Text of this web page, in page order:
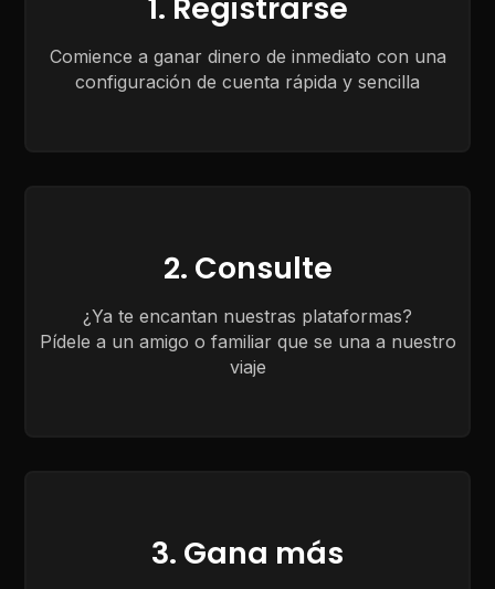
1. Registrarse
Comience a ganar dinero de inmediato con una
configuración de cuenta rápida y sencilla
2. Consulte
¿Ya te encantan nuestras plataformas?
Pídele a un amigo o familiar que se una a nuestro
viaje
3. Gana más